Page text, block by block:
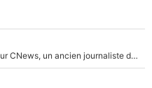
Après le dérapage de Nelson Monfort sur CNews, un ancien journaliste de France Télévisions relance la polémique sur les incendies en Gironde